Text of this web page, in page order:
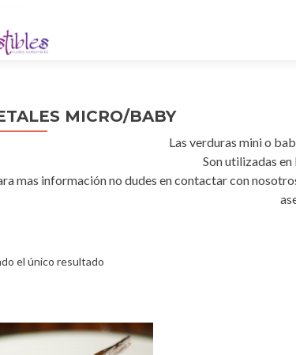
MICRO/BABY
Las verduras mini o
Son utilizadas
mas información no dudes en contactar con
el único resultado